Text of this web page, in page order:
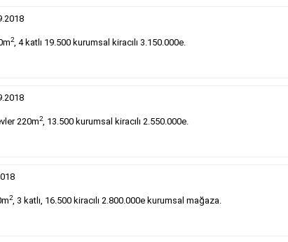
Gör
ilan türleri hakkında detaylara ulaşabilir, ilan
2, 4 katlı 19.500 kurumsal kiracılı 3.150.000e.
220m2, 13.500 kurumsal kiracılı 2.550.000e.
2, 3 katlı, 16.500 kiracılı 2.800.000e kurumsal mağaza.